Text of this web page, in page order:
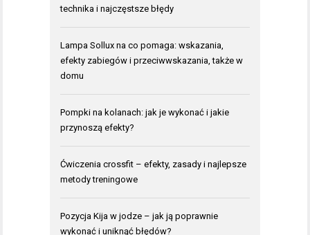
technika i najczęstsze błędy
Lampa Sollux na co pomaga: wskazania,
efekty zabiegów i przeciwwskazania, także w
domu
Pompki na kolanach: jak je wykonać i jakie
przynoszą efekty?
Ćwiczenia crossfit – efekty, zasady i najlepsze
metody treningowe
Pozycja Kija w jodze – jak ją poprawnie
wykonać i uniknąć błędów?